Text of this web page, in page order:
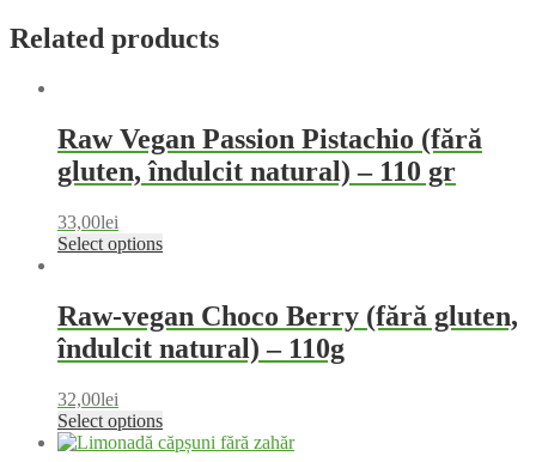
Related products
Raw Vegan Passion Pistachio (fără
gluten, îndulcit natural) – 110 gr
33,00lei
Select options
Raw-vegan Choco Berry (fără gluten,
îndulcit natural) – 110g
32,00lei
Select options